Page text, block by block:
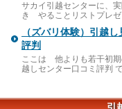
サカイ引越センターに、
き やることリストプレゼ
（ズバリ体験）引越
評判
ここは 他よりも若干初
越しセンター口コミ評判